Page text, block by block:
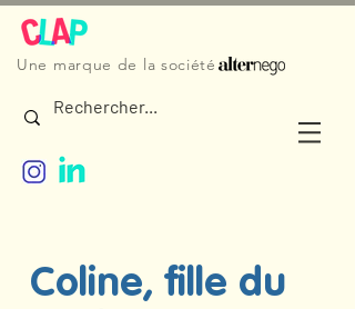
Une marque de la société
Coline, fille du